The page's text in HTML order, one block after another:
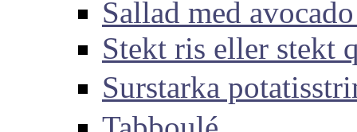
Sallad med
Stekt ris eller stekt
Surstarka